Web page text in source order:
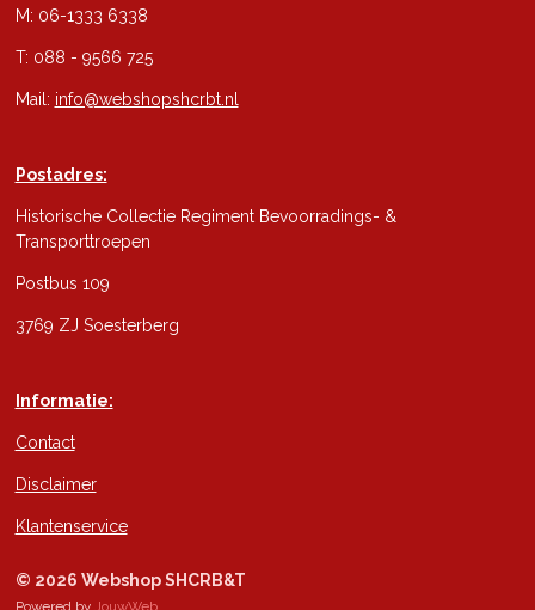
M: 06-1333 6338
T: 088 - 9566 725
Mail: info@webshopshcrbt.nl
Postadres:
Historische Collectie Regiment Bevoorradings- &
Transporttroepen
Postbus 109
3769 ZJ Soesterberg
Informatie:
Contact
Disclaimer
Klantenservice
© 2026 Webshop SHCRB&T
Powered by JouwWeb